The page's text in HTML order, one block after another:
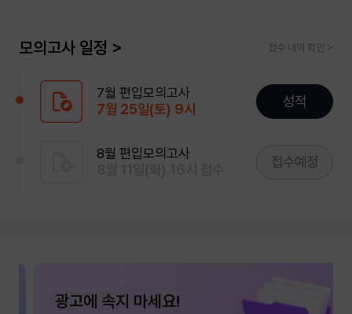
모의고사 일정 > 접수 내역 확인 >
7월 편입모의고사
7월 25일(토) 9시 성적
8월 편입모의고사 접수예정
광고에 속지 마세요!